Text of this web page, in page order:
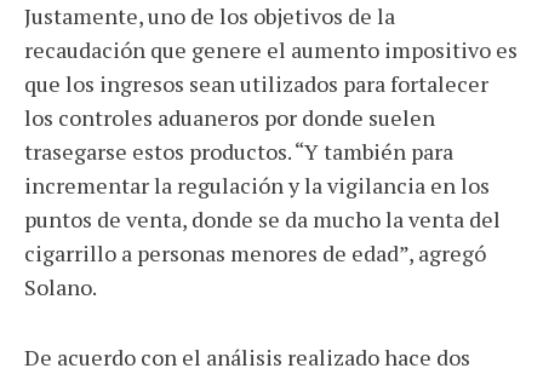
Justamente, uno de los objetivos de la
recaudación que genere el aumento impositivo es
que los ingresos sean utilizados para fortalecer
los controles aduaneros por donde suelen
trasegarse estos productos. “Y también para
incrementar la regulación y la vigilancia en los
puntos de venta, donde se da mucho la venta del
cigarrillo a personas menores de edad”, agregó
Solano.
De acuerdo con el análisis realizado hace dos